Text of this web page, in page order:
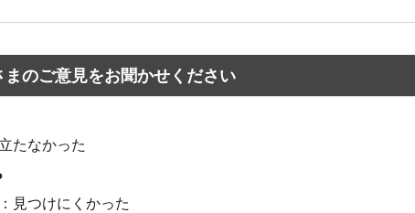
のご意見をお聞かせください
たなかった
見つけにくかった